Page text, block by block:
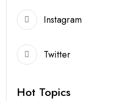
Instagram
Twitter
Hot Topics